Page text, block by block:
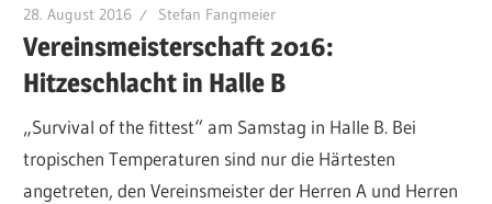
28. August 2016 Stefan Fangmeier
Vereinsmeisterschaft 2016:
Hitzeschlacht in Halle B
„Survival of the fittest“ am Samstag in Halle B. Bei
tropischen Temperaturen sind nur die Härtesten
angetreten, den Vereinsmeister der Herren A und Herren